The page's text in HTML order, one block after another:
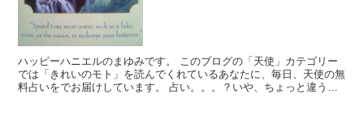
ハッピーハニエルのまゆみです。 このブログの「天使」カテゴリー
では「きれいのモト」を読んでくれているあなたに、毎日、天使の無
料占いをでお届けしています。 占い。。。？いや、ちょっと違うか